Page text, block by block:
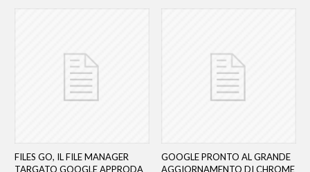
FILES GO, IL FILE MANAGER
TARGATO GOOGLE APPRODA
GOOGLE PRONTO AL GRANDE
AGGIORNAMENTO DI CHROME